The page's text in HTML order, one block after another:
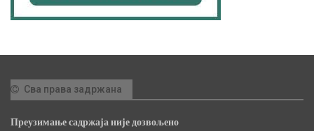
Сва права задржана
Преузимање садржаја није дозвољено